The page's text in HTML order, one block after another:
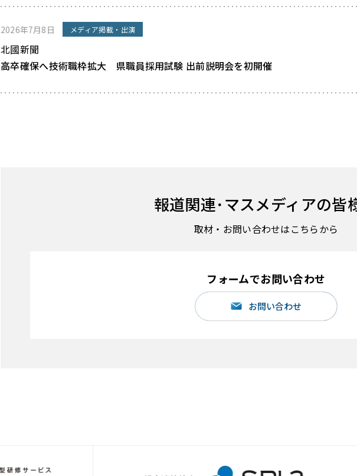
2026年7月8日 メディア掲載・出演
北國新聞
高卒確保へ技術職枠拡大 県職員採用試験 出前説明会を初開催
報道関連･マスメディアの皆
取材・お問い合わせはこちらから
フォームでお問い合わせ
お問い合わせ